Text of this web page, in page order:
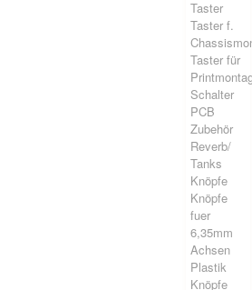
Taster
Taster f.
Taster für
Schalter
PCB
Zubehör
Reverb/
Tanks
Knöpfe
Knöpfe
fuer
6,35mm
Achsen
Plastik
Knöpfe